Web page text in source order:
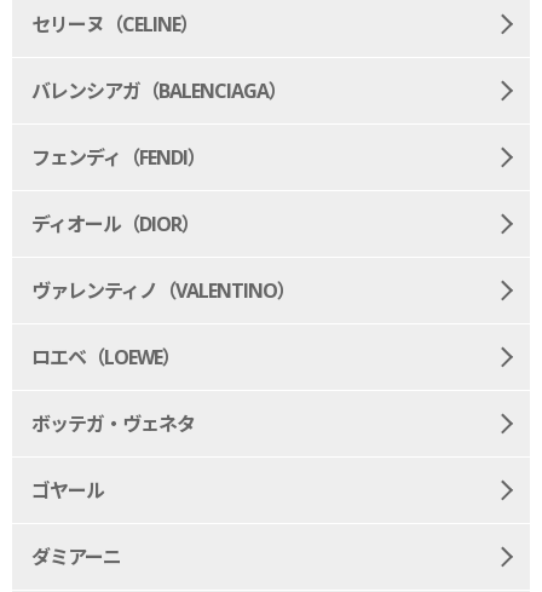
セリーヌ（CELINE）
バレンシアガ（BALENCIAGA）
フェンディ（FENDI）
ディオール（DIOR）
ヴァレンティノ（VALENTINO）
ロエベ（LOEWE）
ボッテガ・ヴェネタ
ゴヤール
ダミアーニ